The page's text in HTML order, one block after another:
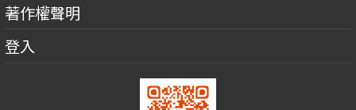
著作權聲明
登入